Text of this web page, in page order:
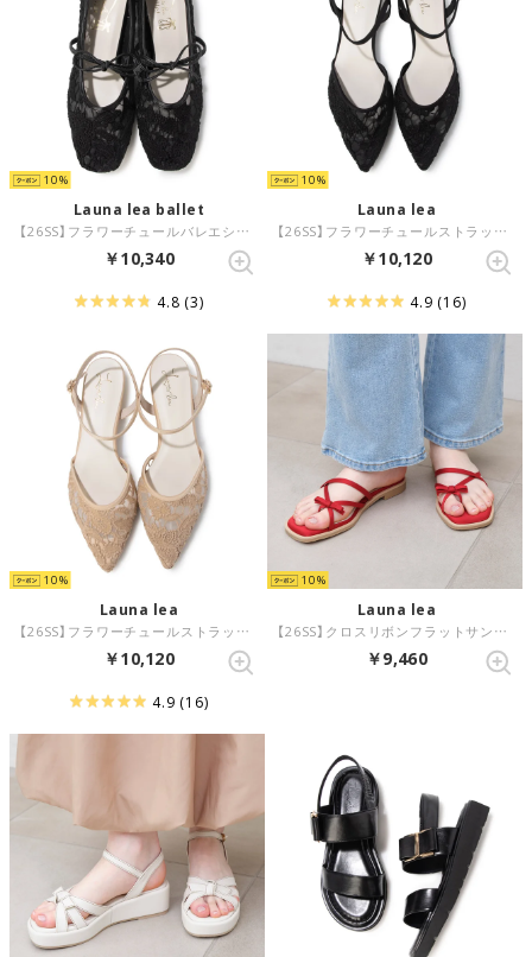
10
Launa lea ballet
【26SS】フラワーチュールバレエシューズ(B7612A) （ブラックZ）
￥10,340
4.8 (3)
10
Launa lea
【26SS】フラワーチュールストラップパンプス(0600A) （ブラックZ/C）
￥10,120
4.9 (16)
10
Launa lea
【26SS】フラワーチュールストラップパンプス(0600A) （モカZ）
￥10,120
4.9 (16)
10
Launa lea
【26SS】クロスリボンフラットサンダル(0625) （レッドZ）
￥9,460